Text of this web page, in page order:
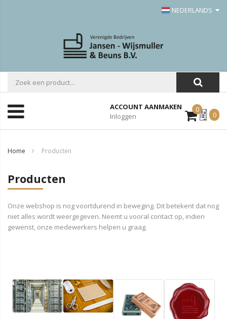
NEDERLANDS
ACCOUNT AANMAKEN
Inloggen
0Mijn
Offerte
0
Home Producten
Producten
Onze webshop is nog voortdurend in beweging. Dit betekent dat nog
niet alles wordt weergegeven. Neemt u vooral contact op, indien
gewenst, onze medewerkers helpen u graag.